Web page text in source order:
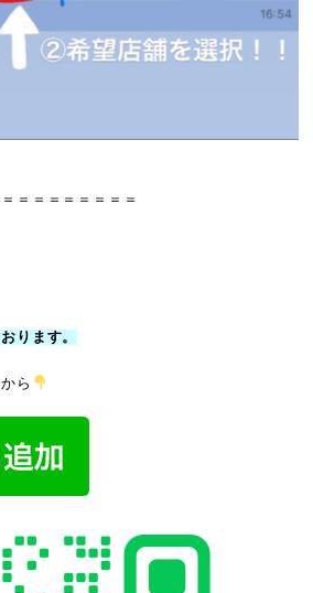
＝＝＝＝＝＝＝＝
ります。
ら